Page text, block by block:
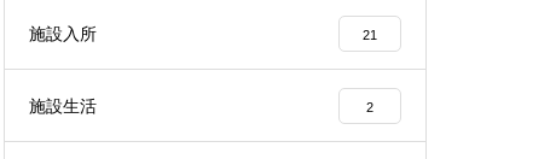
施設入所 21
施設生活 2